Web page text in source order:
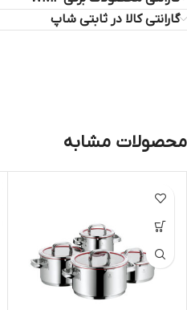
گارانتی کالا در ثابتی شاپ
محصولات مشابه